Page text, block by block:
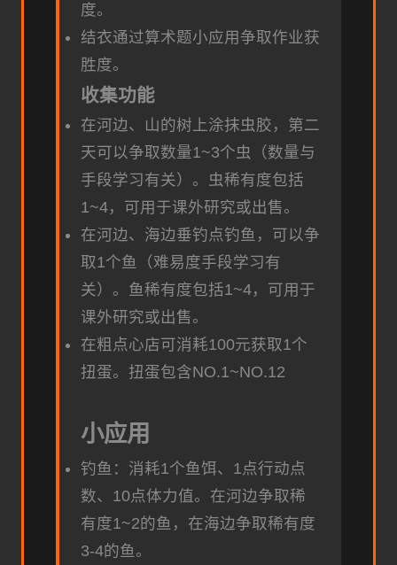
度。
结衣通过算术题小应用争取作业获
胜度。
收集功能
在河边、山的树上涂抹虫胶，第二
天可以争取数量1~3个虫（数量与
手段学习有关）。虫稀有度包括
1~4，可用于课外研究或出售。
在河边、海边垂钓点钓鱼，可以争
取1个鱼（难易度手段学习有
关）。鱼稀有度包括1~4，可用于
课外研究或出售。
在粗点心店可消耗100元获取1个
扭蛋。扭蛋包含NO.1~NO.12
小应用
钓鱼：消耗1个鱼饵、1点行动点
数、10点体力值。在河边争取稀
有度1~2的鱼，在海边争取稀有度
3-4的鱼。